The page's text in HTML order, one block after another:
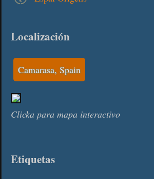
Localización
Camarasa, Spain
Clicka para mapa interactivo
Etiquetas